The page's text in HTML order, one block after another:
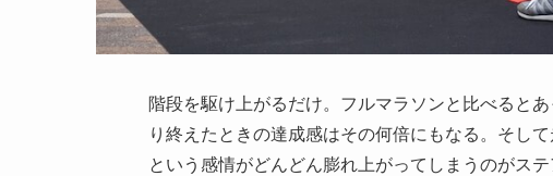
階段を駆け上がるだけ。フルマラソンと比べると
り終えたときの達成感はその何倍にもなる。そし
という感情がどんどん膨れ上がってしまうのがス